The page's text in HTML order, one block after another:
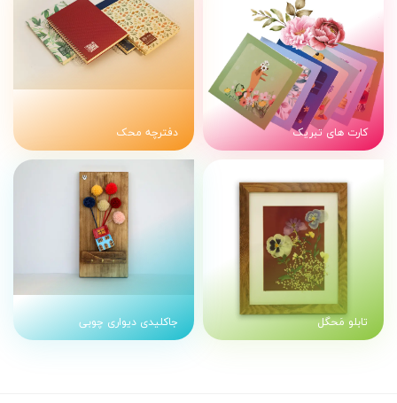
کارت های تبریک دفترچه محک
تابلو مَحگل جاکلیدی دیواری چوبی